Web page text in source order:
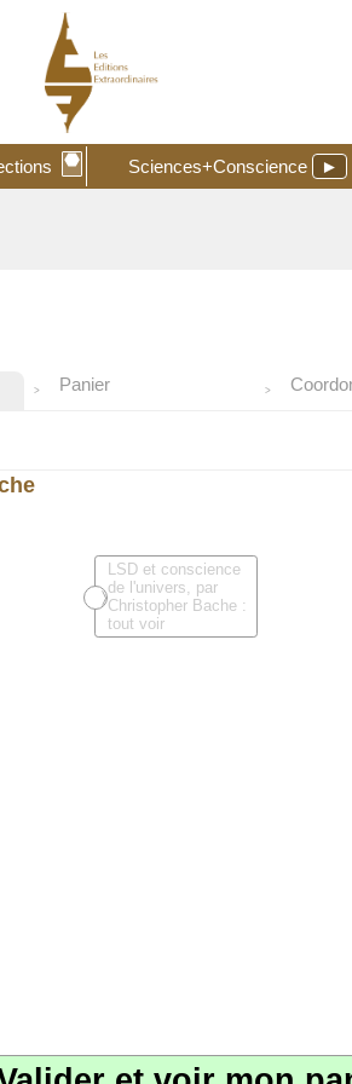
⬣ Sciences+Conscience ►
Panier